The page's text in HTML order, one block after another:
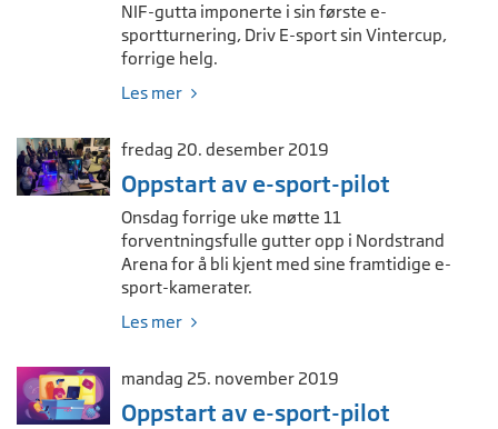
NIF-gutta imponerte i sin første e-
sportturnering, Driv E-sport sin Vintercup,
forrige helg.
Les mer
fredag 20. desember 2019
Oppstart av e-sport-pilot
Onsdag forrige uke møtte 11
forventningsfulle gutter opp i Nordstrand
Arena for å bli kjent med sine framtidige e-
sport-kamerater.
Les mer
mandag 25. november 2019
Oppstart av e-sport-pilot